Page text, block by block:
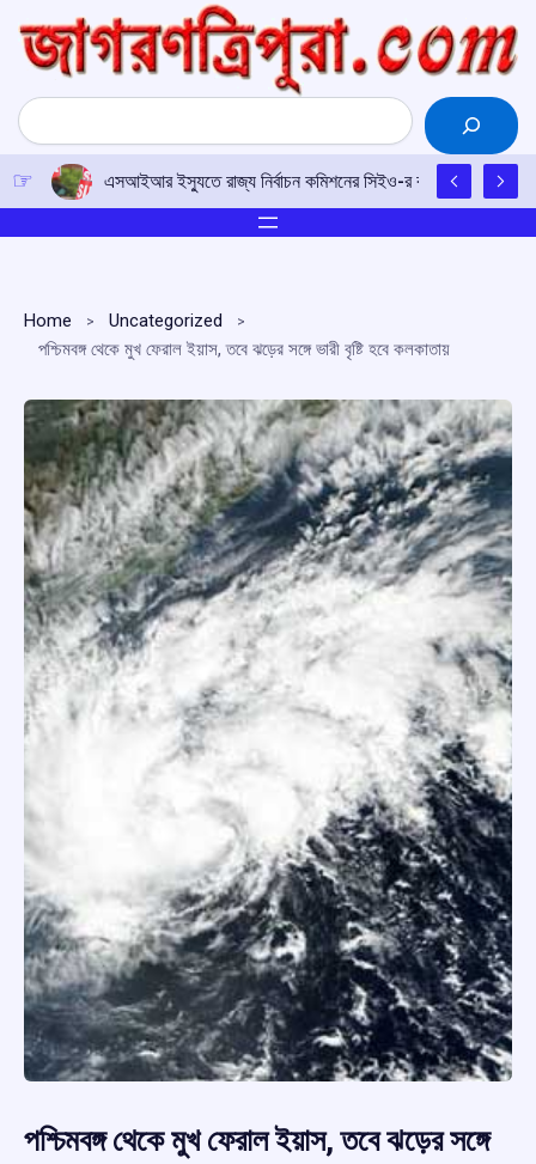
content
Search
এসআইআর ইস্যুতে রাজ্য নির্বাচন কমিশনের সিইও-র কাছে
Home
Uncategorized
পশ্চিমবঙ্গ থেকে মুখ ফেরাল ইয়াস, তবে ঝড়ের সঙ্গে ভারী বৃষ্টি হবে কলকাতায়
পশ্চিমবঙ্গ থেকে মুখ ফেরাল ইয়াস, তবে ঝড়ের সঙ্গে